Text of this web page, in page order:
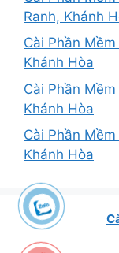
Ranh, Khánh
Cài Phần
Khánh Hòa
Cài Phần
Khánh Hòa
Cài Phần
Khánh Hòa